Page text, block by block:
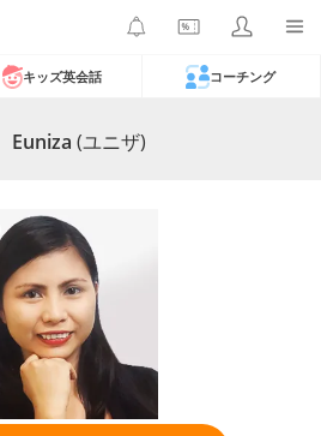
キッズ英会話 コーチング
Euniza (ユニザ)